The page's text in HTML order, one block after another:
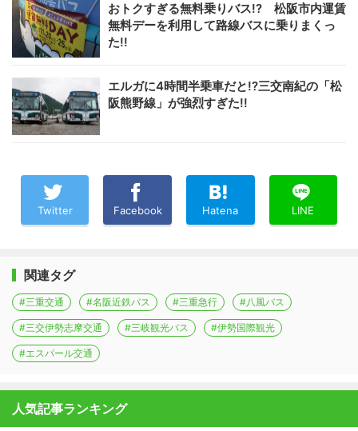
おトクすぎる無料乗りバス!? 松阪市内運賃
無料デーを利用して路線バスに乗りまくっ
た!!
エルガに4時間半乗車だと!?三交南紀の「松
阪熊野線」が強烈すぎた!!
Twitter Facebook Hatena LINE
関連タグ
#三重交通 #名阪近鉄バス #三重急行 #八風バス
#三交伊勢志摩交通 #三岐観光バス #伊勢国際観光
#エスパール交通
人気記事ランキング